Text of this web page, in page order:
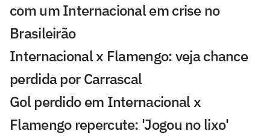
com um Internacional em crise no
Brasileirão
Internacional x Flamengo: veja chance
perdida por Carrascal
Gol perdido em Internacional x
Flamengo repercute: 'Jogou no lixo'